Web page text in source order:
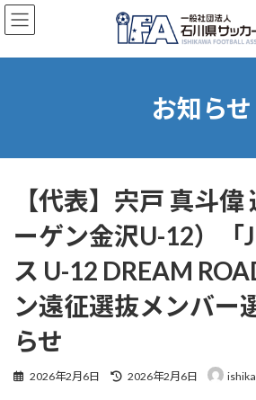
コ
ン
ン
ナ
ビ
ー
お知らせ
【代表】宍戸 真斗
ーゲン金沢U-12）「
ス U-12 DREAM
ン遠征選抜メンバー
らせ
2026年2月6日
最
2026年2月6日